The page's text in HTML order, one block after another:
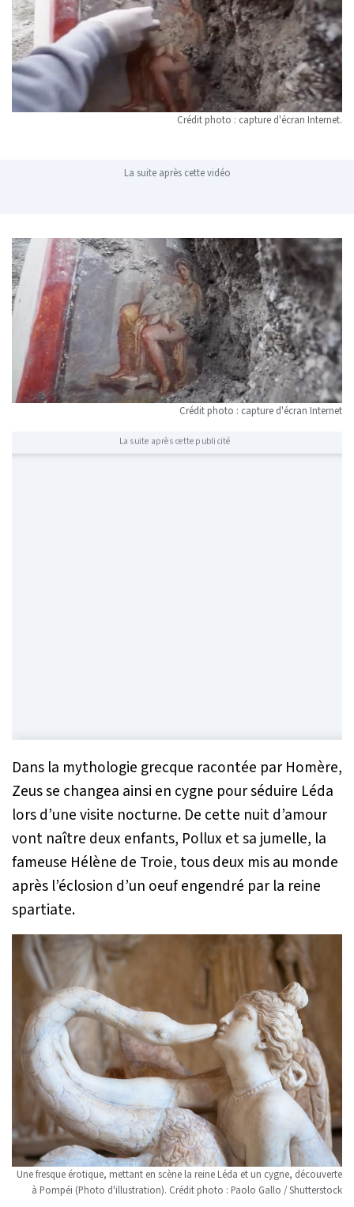
Crédit photo : capture d'écran Internet.
La suite après cette vidéo
Crédit photo : capture d'écran Internet
La suite après cette publicité
Dans la mythologie grecque racontée par Homère,
Zeus se changea ainsi en cygne pour séduire Léda
lors d’une visite nocturne. De cette nuit d’amour
vont naître deux enfants, Pollux et sa jumelle, la
fameuse Hélène de Troie, tous deux mis au monde
après l’éclosion d’un oeuf engendré par la reine
spartiate.
Une fresque érotique, mettant en scène la reine Léda et un cygne, découverte
à Pompéi (Photo d'illustration). Crédit photo : Paolo Gallo / Shutterstock